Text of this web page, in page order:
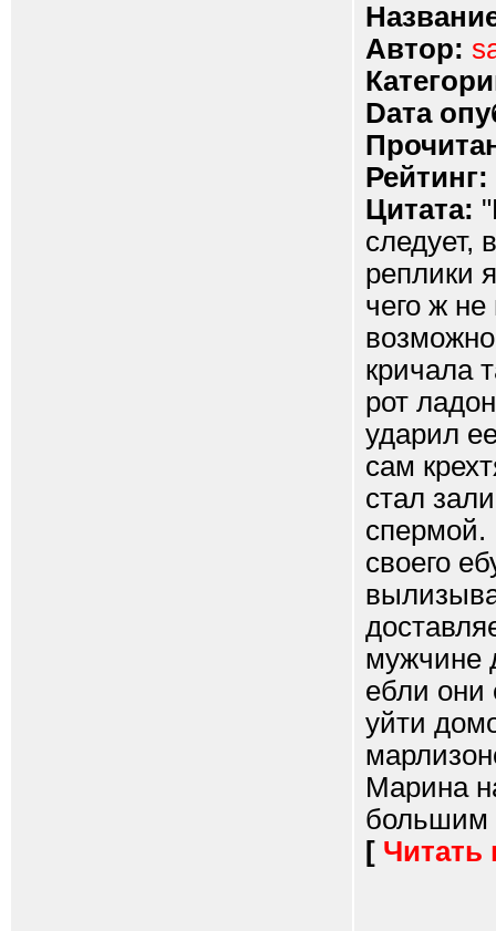
Автор:
Dата
Рейтинг:
Цитата:
следует,
реплики
чего ж
кричала
рот
ударил
сам
стал
спермой.
своего
мужчине
ебли они
уйти
Марина
большим
[ Читать